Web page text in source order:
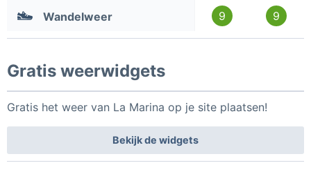
Wandelweer 9 9
Gratis weerwidgets
Gratis het weer van La Marina op je site plaatsen!
Bekijk de widgets